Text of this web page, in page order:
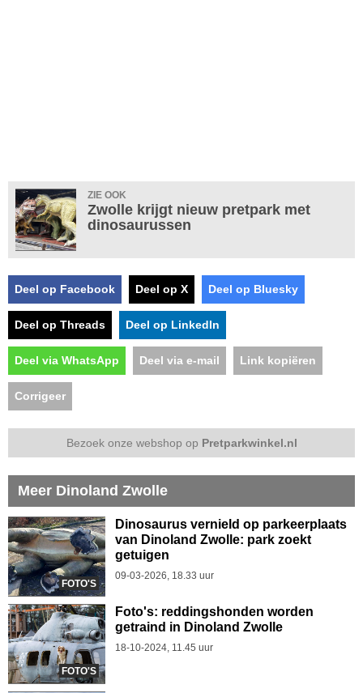
ZIE OOK
Zwolle krijgt nieuw pretpark met
dinosaurussen
Deel op Facebook Deel op X Deel op Bluesky
Deel op Threads Deel op LinkedIn
Deel via WhatsApp Deel via e-mail Link kopiëren
Corrigeer
Bezoek onze webshop op Pretparkwinkel.nl
Meer Dinoland Zwolle
FOTO'S
Dinosaurus vernield op parkeerplaats
van Dinoland Zwolle: park zoekt
getuigen
09-03-2026, 18.33 uur
FOTO'S
Foto's: reddingshonden worden
getraind in Dinoland Zwolle
18-10-2024, 11.45 uur